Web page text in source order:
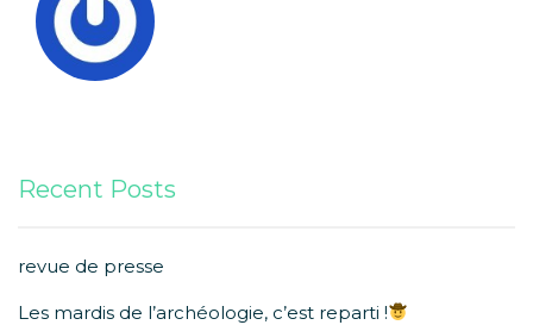
Recent Posts
revue de presse
Les mardis de l’archéologie, c’est reparti !